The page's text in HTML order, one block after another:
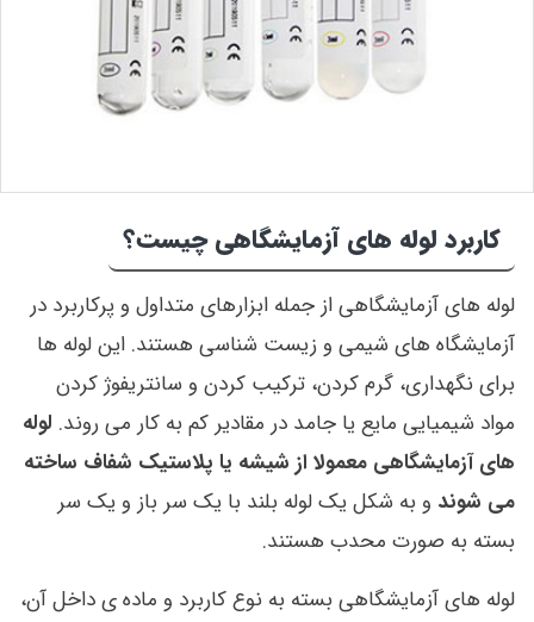
کاربرد لوله های آزمایشگاهی چیست؟
لوله های آزمایشگاهی از جمله ابزارهای متداول و پرکاربرد در
آزمایشگاه های شیمی و زیست شناسی هستند. این لوله ها
برای نگهداری، گرم کردن، ترکیب کردن و سانتریفوژ کردن
مواد شیمیایی مایع یا جامد در مقادیر کم به کار می روند. لوله
های آزمایشگاهی معمولا از شیشه یا پلاستیک شفاف ساخته
می شوند و به شکل یک لوله بلند با یک سر باز و یک سر
بسته به صورت محدب هستند.
لوله های آزمایشگاهی بسته به نوع کاربرد و ماده ی داخل آن،